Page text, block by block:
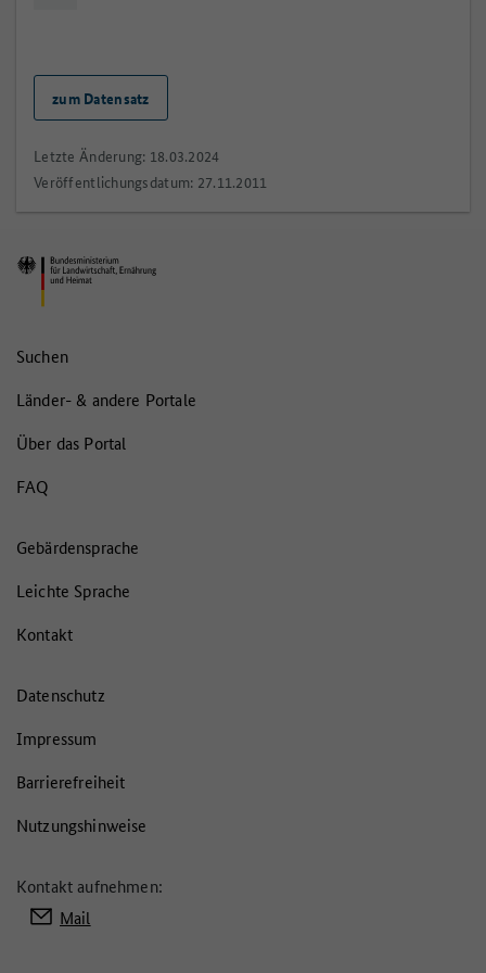
zum Datensatz
Letzte Änderung: 18.03.2024
Veröffentlichungsdatum: 27.11.2011
Suchen
Länder- & andere Portale
Über das Portal
FAQ
Gebärdensprache
Leichte Sprache
Kontakt
Datenschutz
Impressum
Barrierefreiheit
Nutzungshinweise
Kontakt aufnehmen:
Mail